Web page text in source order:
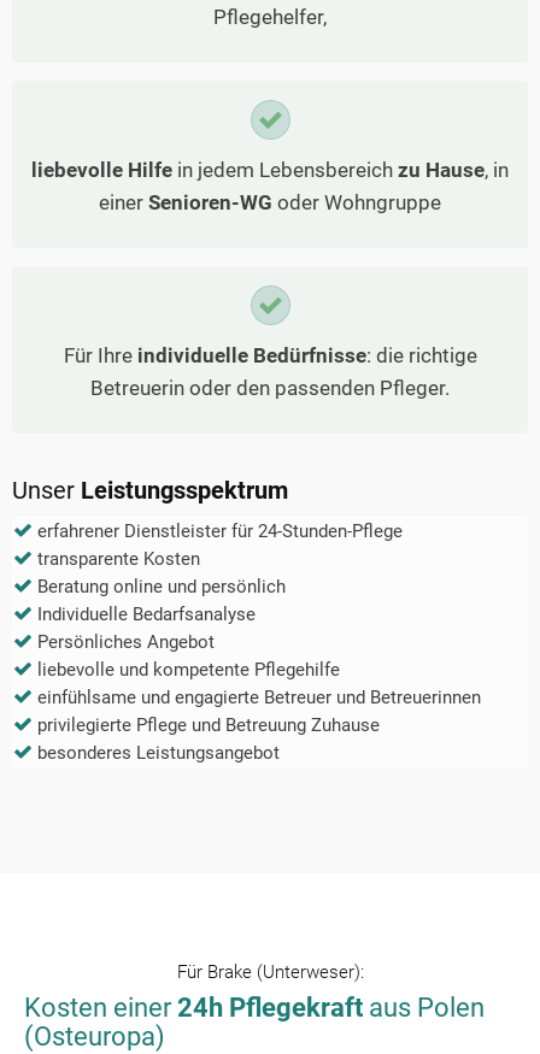
Pflegehelfer,
liebevolle Hilfe in jedem Lebensbereich zu Hause, in
einer Senioren-WG oder Wohngruppe
Für Ihre individuelle Bedürfnisse: die richtige
Betreuerin oder den passenden Pfleger.
Unser Leistungsspektrum
erfahrener Dienstleister für 24-Stunden-Pflege
transparente Kosten
Beratung online und persönlich
Individuelle Bedarfsanalyse
Persönliches Angebot
liebevolle und kompetente Pflegehilfe
einfühlsame und engagierte Betreuer und Betreuerinnen
privilegierte Pflege und Betreuung Zuhause
besonderes Leistungsangebot
Für Brake (Unterweser):
Kosten einer24h Pflegekraft aus Polen
(Osteuropa)